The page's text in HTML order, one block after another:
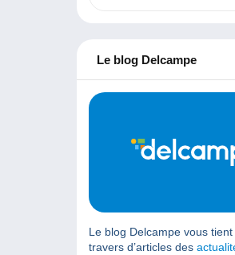
Le blog Delcampe
Le blog Delcampe vous
travers d’articles des